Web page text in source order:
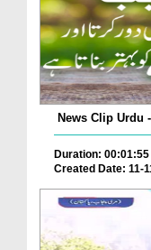
News Clip Urdu
Duration: 00:01:55
Created Date: 11-